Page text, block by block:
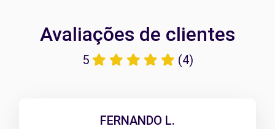
Avaliações de clientes
5 (4)
FERNANDO L.